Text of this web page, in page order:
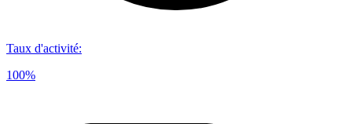
Taux d'activité:
100%